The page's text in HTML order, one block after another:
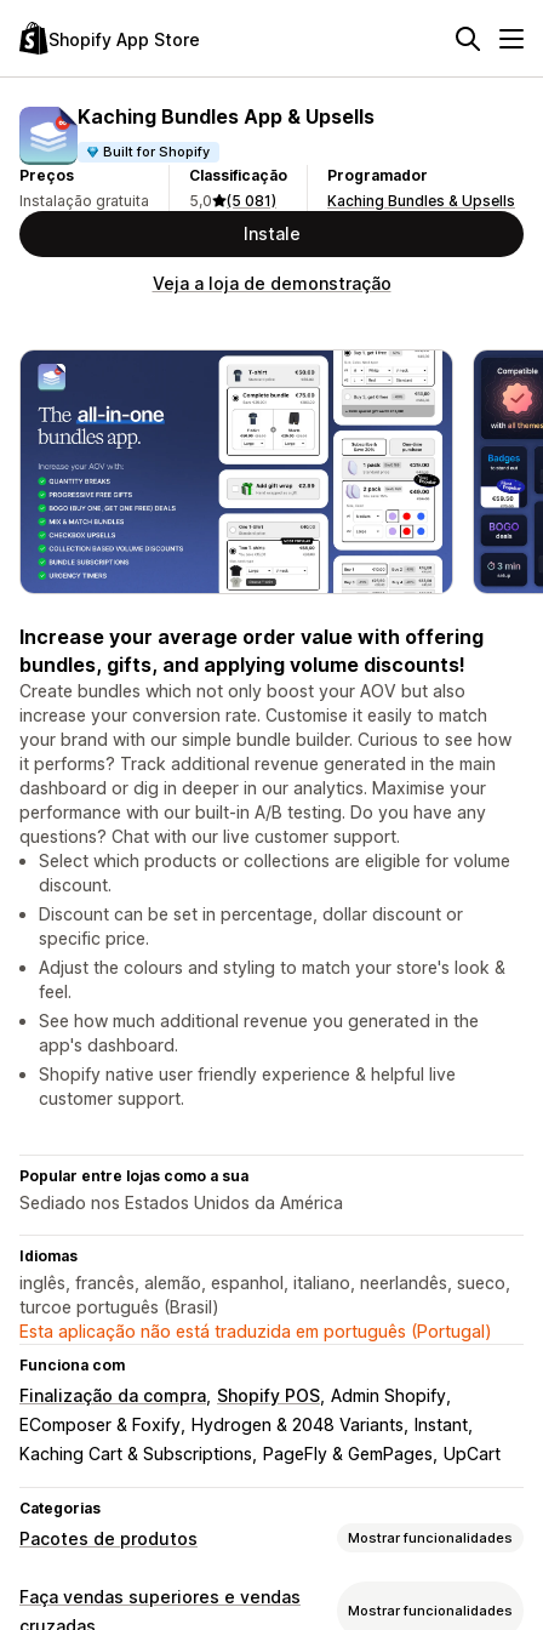
Shopify App Store
Kaching Bundles App & Upsells
Built for Shopify
Preços
Instalação gratuita
Classificação
5,0
(5 081)
Programador
Kaching Bundles & Upsells
Instale
Veja a loja de demonstração
Increase your average order value with offering
bundles, gifts, and applying volume discounts!
Create bundles which not only boost your AOV but also
increase your conversion rate. Customise it easily to match
your brand with our simple bundle builder. Curious to see how
it performs? Track additional revenue generated in the main
dashboard or dig in deeper in our analytics. Maximise your
performance with our built-in A/B testing. Do you have any
questions? Chat with our live customer support.
Select which products or collections are eligible for volume
discount.
Discount can be set in percentage, dollar discount or
specific price.
Adjust the colours and styling to match your store's look &
feel.
See how much additional revenue you generated in the
app's dashboard.
Shopify native user friendly experience & helpful live
customer support.
Popular entre lojas como a sua
Sediado nos Estados Unidos da América
Idiomas
inglês, francês, alemão, espanhol, italiano, neerlandês, sueco,
turcoe português (Brasil)
Esta aplicação não está traduzida em português (Portugal)
Funciona com
Finalização da compra Shopify POS Admin Shopify
EComposer & Foxify
Hydrogen & 2048 Variants
Instant
Kaching Cart & Subscriptions
PageFly & GemPages UpCart
Categorias
Pacotes de produtos Mostrar funcionalidades
Tipos de pacotes
Pacotes fixos
Faça vendas superiores e vendas
Mostrar funcionalidades